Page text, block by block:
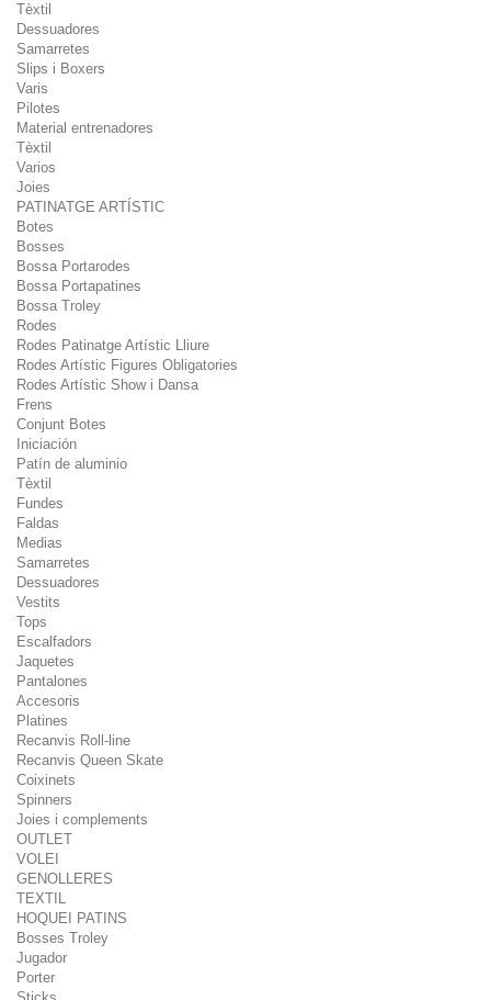
Tèxtil
Dessuadores
Samarretes
Slips i Boxers
Varis
Pilotes
Material entrenadores
Tèxtil
Varios
Joies
PATINATGE ARTÍSTIC
Botes
Bosses
Bossa Portarodes
Bossa Portapatines
Bossa Troley
Rodes
Rodes Patinatge Artístic Lliure
Rodes Artístic Figures Obligatories
Rodes Artístic Show i Dansa
Frens
Conjunt Botes
Iniciación
Patín de aluminio
Tèxtil
Fundes
Faldas
Medias
Samarretes
Dessuadores
Vestits
Tops
Escalfadors
Jaquetes
Pantalones
Accesoris
Platines
Recanvis Roll-line
Recanvis Queen Skate
Coixinets
Spinners
Joies i complements
OUTLET
VOLEI
GENOLLERES
TEXTIL
HOQUEI PATINS
Bosses Troley
Jugador
Porter